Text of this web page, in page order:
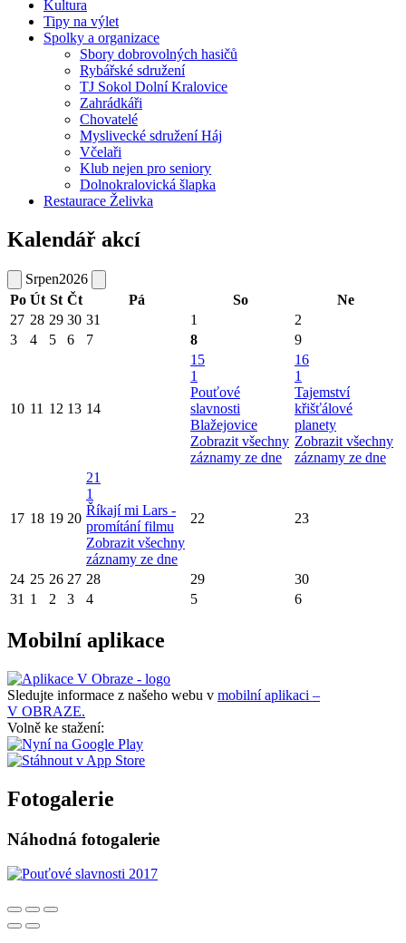
Kultura
Tipy na výlet
Spolky a organizace
Sbory dobrovolných hasičů
Rybářské sdružení
TJ Sokol Dolní Kralovice
Zahrádkáři
Chovatelé
Myslivecké sdružení Háj
Včelaři
Klub nejen pro seniory
Dolnokralovická šlapka
Restaurace Želivka
Kalendář akcí
Srpen2026
Po Út St Čt Pá So
Ne
27 28 29 30 31 1
2
3
4 5 6 7 8 9
10 11 12 13 14
15
1
Pouťové
slavnosti
Blažejovice
Zobrazit všechny
záznamy ze dne
16
1
Tajemství
křišťálové
planety
Zobrazit všechny
záznamy ze dne
17 18 19 20
21
1
Říkají mi Lars -
promítání filmu
Zobrazit všechny
záznamy ze dne
22 23
24 25 26 27 28 29
30
31 1 2 3 4 5 6
Mobilní aplikace
Sledujte informace z našeho webu v mobilní aplikaci –
V OBRAZE.
Volně ke stažení:
Fotogalerie
Náhodná fotogalerie